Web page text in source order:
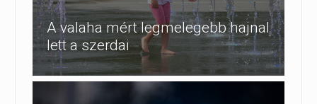
A valaha mért legmelegebb hajnal
lett a szerdai